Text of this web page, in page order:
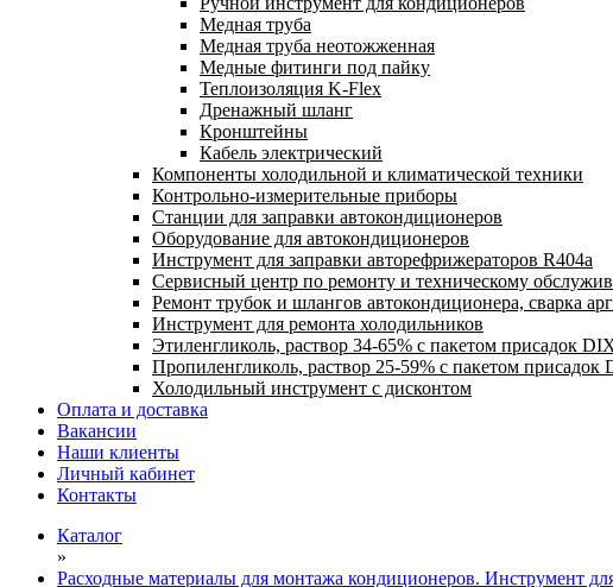
Медная труба
Медная труба неотожженная
Медные фитинги под пайку
Теплоизоляция K-Flex
Дренажный шланг
Кронштейны
Кабель электрический
Компоненты холодильной и климатической техники
Контрольно-измерительные приборы
Станции для заправки автокондиционеров
Оборудование для автокондиционеров
Инструмент для заправки авторефрижераторов R404a
Сервисный центр по ремонту и техническому
Ремонт трубок и шлангов автокондиционера, сварка
Инструмент для ремонта холодильников
Этиленгликоль, раствор 34-65% с пакетом присадок
Пропиленгликоль, раствор 25-59% с пакетом присадок
Холодильный инструмент с дисконтом
Оплата и доставка
Вакансии
Наши клиенты
Личный кабинет
Контакты
Каталог
»
Расходные материалы для монтажа кондиционеров. Инструмент